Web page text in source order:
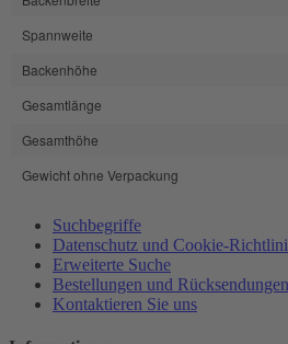
Spannweite
Backenhöhe
Gesamtlänge
Gesamthöhe
Gewicht ohne Verpackung
Suchbegriffe
Datenschutz und Cookie-
Erweiterte Suche
Bestellungen und Rücksendungen
Kontaktieren Sie uns